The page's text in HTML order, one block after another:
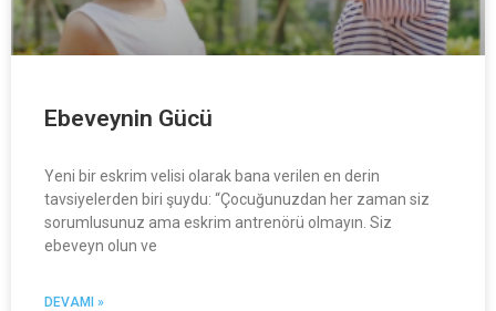
Ebeveynin Gücü
Yeni bir eskrim velisi olarak bana verilen en derin
tavsiyelerden biri şuydu: “Çocuğunuzdan her zaman siz
sorumlusunuz ama eskrim antrenörü olmayın. Siz
ebeveyn olun ve
DEVAMI »